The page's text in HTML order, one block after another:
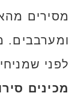
מסירים
ומערבבים.
לפני
מכינים